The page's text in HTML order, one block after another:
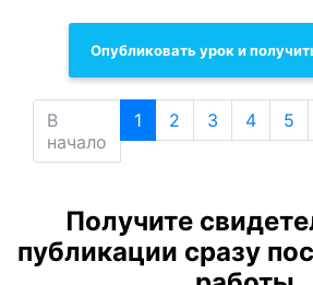
Опубликовать урок и
В
начало
1 2 3 4 5
Получите
публикации сразу